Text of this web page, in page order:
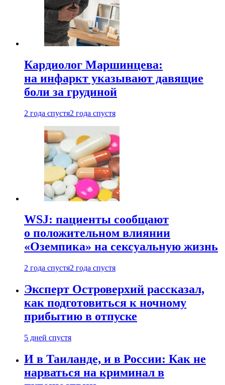
Кардиолог Маршинцева:
на инфаркт указывают давящие
боли за грудиной
2 года спустя2 года спустя
WSJ: пациенты сообщают
о положительном влиянии
«Оземпика» на сексуальную жизнь
2 года спустя2 года спустя
Эксперт Островерхий рассказал,
как подготовиться к ночному
прибытию в отпуске
5 дней спустя
И в Таиланде, и в России: Как не
нарваться на криминал в